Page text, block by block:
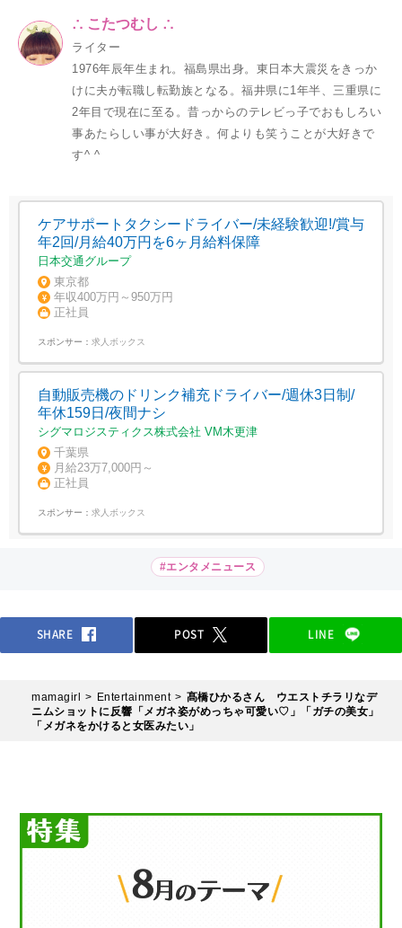
∴ こたつむし ∴
ライター
1976年辰年生まれ。福島県出身。東日本大震災をきっか
けに夫が転職し転勤族となる。福井県に1年半、三重県に
2年目で現在に至る。昔っからのテレビっ子でおもしろい
事あたらしい事が大好き。何よりも笑うことが大好きで
す^ ^
ケアサポートタクシードライバー/未経験歓迎!/賞与
年2回/月給40万円を6ヶ月給料保障
日本交通グループ
東京都
年収400万円～950万円
正社員
スポンサー： 求人ボックス
自動販売機のドリンク補充ドライバー/週休3日制/
年休159日/夜間ナシ
シグマロジスティクス株式会社 VM木更津
千葉県
月給23万7,000円～
正社員
スポンサー： 求人ボックス
#エンタメニュース
SHARE POST LINE
mamagirl Entertainment
髙橋ひかるさん ウエストチラリなデ
ニムショットに反響「メガネ姿がめっちゃ可愛い♡」「ガチの美女」
「メガネをかけると女医みたい」